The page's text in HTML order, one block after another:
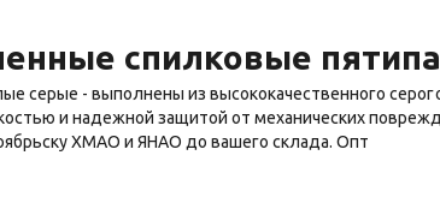
спилковые
серые - выполнены из высококачественного
и надежной защитой от механических
ХМАО и ЯНАО до вашего склада. Опт